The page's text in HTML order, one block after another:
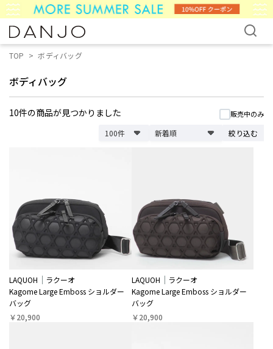
TOP ボディバッグ
ボディバッグ
10件の商品が見つかりました 販売中のみ
絞り込む
LAQUOH
ラクーオ
Kagome Large Emboss ショルダー
バッグ
￥20,900
LAQUOH
ラクーオ
Kagome Large Emboss ショルダー
バッグ
￥20,900